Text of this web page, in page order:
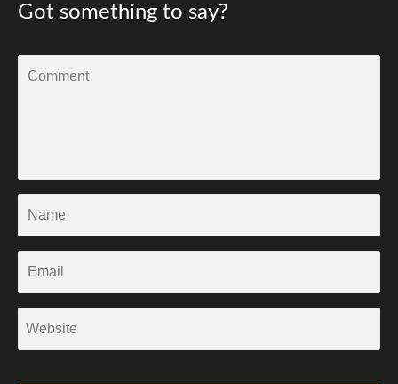
Got something to say?